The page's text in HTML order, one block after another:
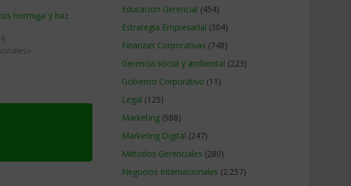
hormiga’ y haz
Educacion Gerencial (454)
Estrategia Empresarial (304)
Finanzas Corporativas (748)
Gerencia social y ambiental (223)
Gobierno Corporativo (11)
Legal (125)
Marketing (988)
Marketing Digital (247)
Métodos Gerenciales (280)
Negocios Internacionales (2.257)